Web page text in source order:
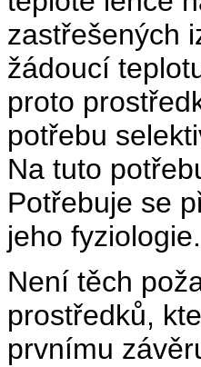
zastřešených
žádoucí
proto
potřebu
Na tuto
Potřebuje se
jeho
Není těch
prostředků,
prvnímu